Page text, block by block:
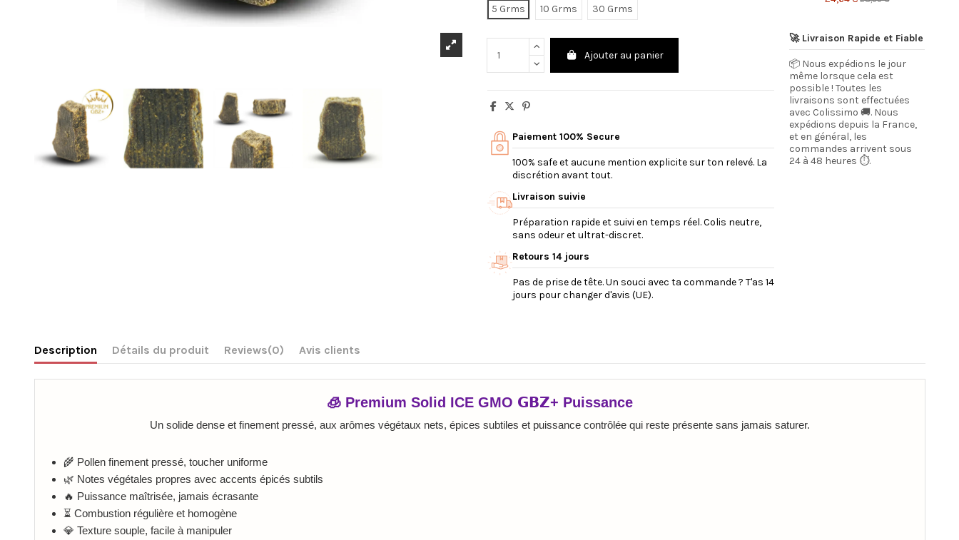
5 Grms
10 Grms 30 Grms
Ajouter au panier
Paiement 100% Secure
100% safe et aucune mention explicite sur ton relevé. La
discrétion avant tout.
Livraison suivie
Préparation rapide et suivi en temps réel. Colis neutre,
sans odeur et ultrat-discret.
Retours 14 jours
Pas de prise de tête. Un souci avec ta commande ? T'as 14
jours pour changer d'avis (UE).
🚀 Livraison Rapide et Fiable
📦 Nous expédions le jour
même lorsque cela est
possible ! Toutes les
livraisons sont effectuées
avec Colissimo 🚚. Nous
expédions depuis la France,
et en général, les
commandes arrivent sous
24 à 48 heures ⏱️.
Description Détails du produit Reviews(0) Avis clients
🧊 Premium Solid ICE GMO 𝗚𝗕𝗭+ Puissance
Un solide dense et finement pressé, aux arômes végétaux nets, épices subtiles et puissance contrôlée qui reste présente sans jamais saturer.
🌾 Pollen finement pressé, toucher uniforme
🌿 Notes végétales propres avec accents épicés subtils
🔥 Puissance maîtrisée, jamais écrasante
⏳ Combustion régulière et homogène
💎 Texture souple, facile à manipuler